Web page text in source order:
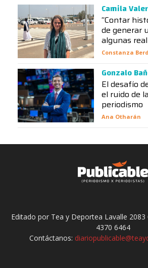
Camila
“Contar
de generar
algunas
Constanza
Gonzalo
El desafío
el ruido de
periodismo
Ana Otharán
Editado por Tea y Deportea Lavalle 2083
4370 6464
Contáctanos: